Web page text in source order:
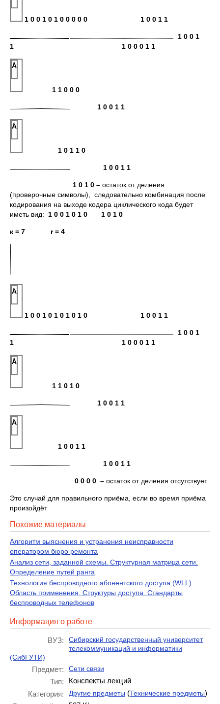
1 0 0 1 0 1 0 0 0 0 0 1 0 0 1 1
1 0 0 1
1 1 0 0 0 1 1
Å
1 1 0 0 0
1 0 0 1 1
Å
1 0 1 1 0
1 0 0 1 1
1 0 1 0 – остаток от деления
(проверочные символы), следовательно комбинация после
кодирования на выходе кодера циклического кода будет
иметь вид: 1 0 0 1 0 1 0 1 0 1 0
к = 7 r= 4
Å
1 0 0 1 0 1 0 1 0 1 0 1 0 0 1 1
1 0 0 1
1 1 0 0 0 1 1
Å
1 1 0 1 0
1 0 0 1 1
Å
1 0 0 1 1
1 0 0 1 1
0 0 0 0 – остаток от деления отсутствует.
Это случай для правильного приёма, если во время приёма
произойдёт
Похожие материалы
Алгоритм выяснения и устранения неисправности
оператором бюро ремонта
Анализ сети, заданной схемы. Структурная матрица сети.
Определение путей ранга
Технология беспроводного абонентского доступа (WLL).
Область применения. Структуры доступа. Стандарты
беспроводных телефонов
Информация о работе
ВУЗ:
Сибирский государственный университет
телекоммуникаций и информатики
(СибГУТИ)
Предмет: Сети связи
Тип:
Конспекты лекций
Категория:
Другие предметы (Технические предметы)